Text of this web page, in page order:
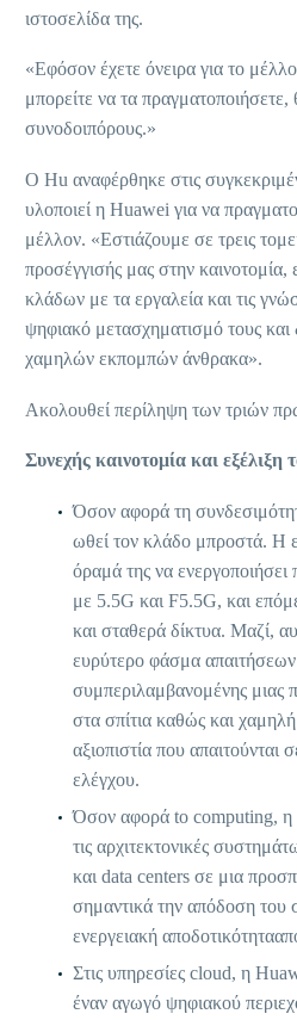
ιστοσελίδα της.
«Εφόσον έχετε όνειρα για το
μπορείτε να τα
συνοδοιπόρους.»
Ο Hu αναφέρθηκε στις
υλοποιεί η Huawei για να
μέλλον. «Εστιάζουμε σε τρεις
προσέγγισής μας στην
κλάδων με τα εργαλεία και τις
ψηφιακό μετασχηματισμό τους
χαμηλών εκπομπών άνθρακα».
Ακολουθεί περίληψη των τριών
Συνεχής καινοτομία και εξέλιξη
Όσον αφορά τη
ωθεί τον κλάδο μπροστά. Η
όραμά της να
με 5.5G και F5.5G, και
και σταθερά δίκτυα. Μαζί,
ευρύτερο φάσμα απαιτήσεων
συμπεριλαμβανομένης μιας
στα σπίτια καθώς και
αξιοπιστία που απαιτούνται
ελέγχου.
Όσον αφορά to computing, η
τις αρχιτεκτονικές
και data centers σε μια
σημαντικά την απόδοση του
ενεργειακή
Στις υπηρεσίες cloud, η
έναν αγωγό ψηφιακού